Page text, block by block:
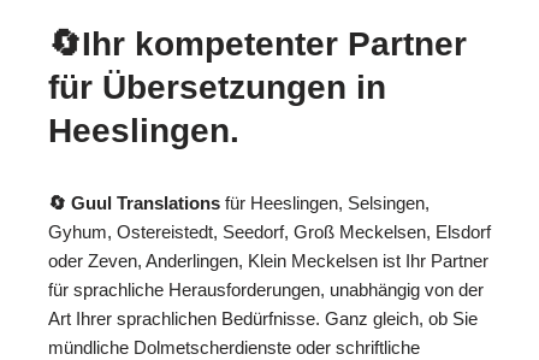
🔄Ihr kompetenter Partner
für Übersetzungen in
Heeslingen.
🔄 Guul Translations für Heeslingen, Selsingen,
Gyhum, Ostereistedt, Seedorf, Groß Meckelsen, Elsdorf
oder Zeven, Anderlingen, Klein Meckelsen ist Ihr Partner
für sprachliche Herausforderungen, unabhängig von der
Art Ihrer sprachlichen Bedürfnisse. Ganz gleich, ob Sie
mündliche Dolmetscherdienste oder schriftliche